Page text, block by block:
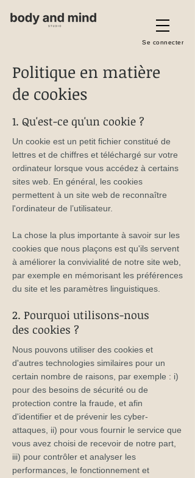
Se connecter
Politique en matière
de cookies
1. Qu'est-ce qu'un cookie ?
Un cookie est un petit fichier constitué de
lettres et de chiffres et téléchargé sur votre
ordinateur lorsque vous accédez à certains
sites web. En général, les cookies
permettent à un site web de reconnaître
l'ordinateur de l’utilisateur.
La chose la plus importante à savoir sur les
cookies que nous plaçons est qu'ils servent
à améliorer la convivialité de notre site web,
par exemple en mémorisant les préférences
du site et les paramètres linguistiques.
2. Pourquoi utilisons-nous
des cookies ?
Nous pouvons utiliser des cookies et
d'autres technologies similaires pour un
certain nombre de raisons, par exemple : i)
pour des besoins de sécurité ou de
protection contre la fraude, et afin
d'identifier et de prévenir les cyber-
attaques, ii) pour vous fournir le service que
vous avez choisi de recevoir de notre part,
iii) pour contrôler et analyser les
performances, le fonctionnement et